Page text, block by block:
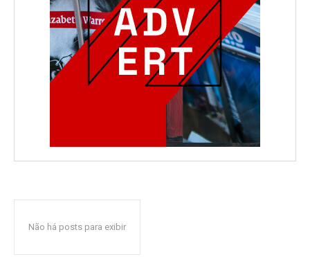
Não há posts para exibir